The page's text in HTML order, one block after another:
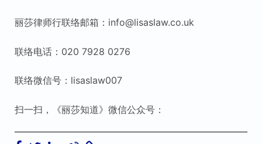
丽莎律师行联络邮箱：info@lisaslaw.co.uk
联络电话：020 7928 0276
联络微信号：lisaslaw007
扫一扫，《丽莎知道》微信公众号：